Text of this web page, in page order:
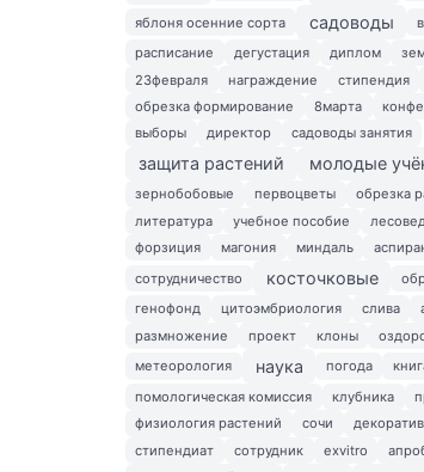
яблоня осенние сорта садоводы
расписание
дегустация диплом
23февраля
награждение стипендия
обрезка формирование
8марта
выборы
директор садоводы занятия
защита растений молодые
зернобобовые первоцветы
обрезка
литература
учебное пособие
форзиция
магония миндаль
сотрудничество
косточковые
генофонд
цитоэмбриология слива
размножение
проект клоны
метеорология
наука погода
помологическая комиссия
клубника
физиология растений
сочи
стипендиат
сотрудник exvitro